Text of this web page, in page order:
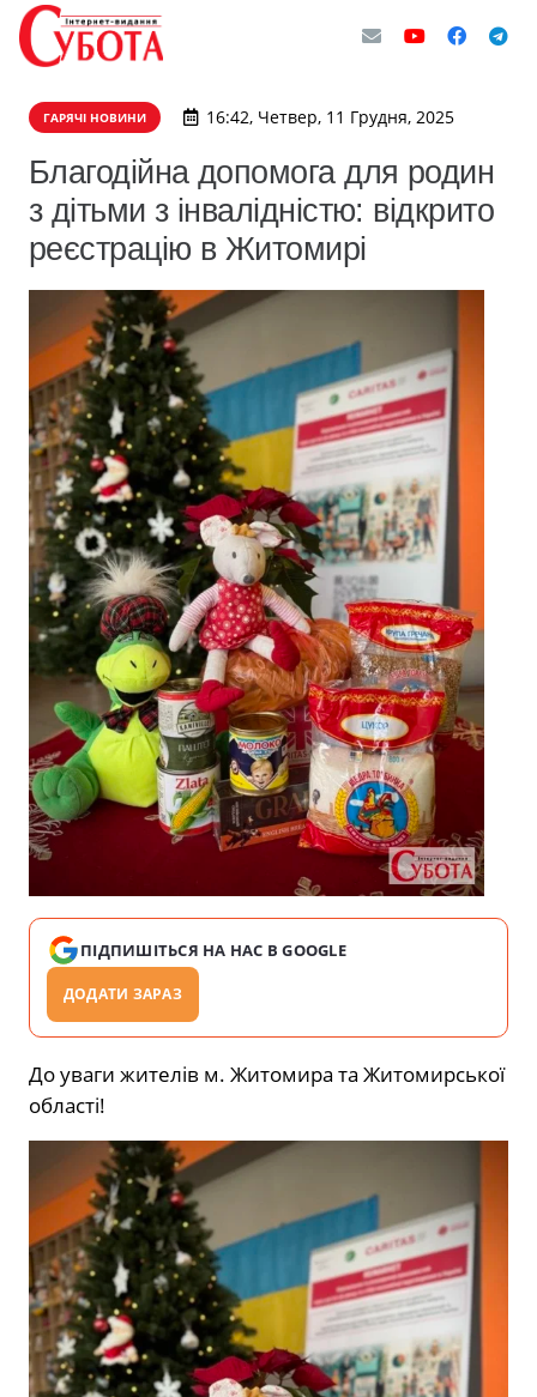
ГАРЯЧІ НОВИНИ 16:42, Четвер, 11 Грудня, 2025
Благодійна допомога для родин
з дітьми з інвалідністю: відкрито
реєстрацію в Житомирі
ПІДПИШІТЬСЯ НА НАС В GOOGLE
ДОДАТИ ЗАРАЗ
До уваги жителів м. Житомира та Житомирської
області!